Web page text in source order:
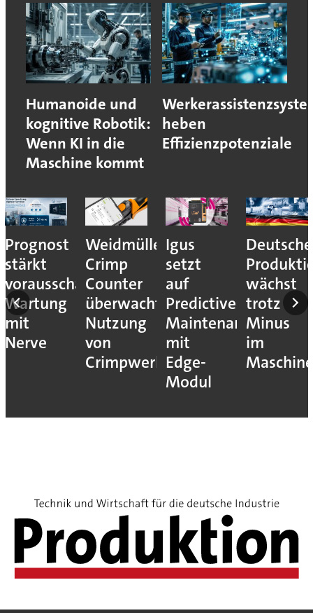
Humanoide und
kognitive Robotik:
Wenn KI in die
Maschine kommt
heben
Effizienzpotenziale
Prognost
stärkt
vorausschauende
Wartung
mit
Nerve
Weidmüller:
Crimp
Counter
überwacht
Nutzung
von
Crimpwerkzeugen
Igus
setzt
auf
Predictive
Maintenance
mit
Edge-
Modul
Deutsche
wächst
trotz
Minus
im